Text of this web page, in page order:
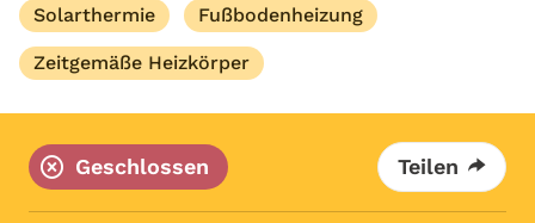
Solarthermie Fußbodenheizung
Zeitgemäße Heizkörper
Geschlossen Teilen